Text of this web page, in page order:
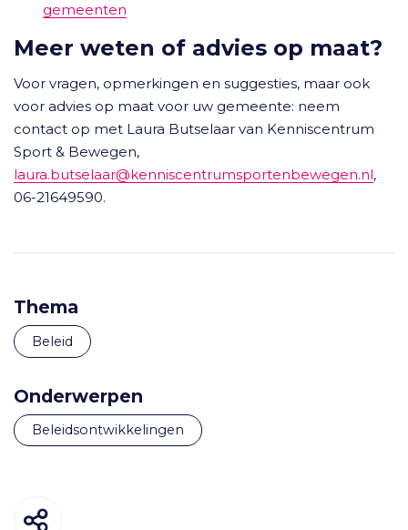
gemeenten
Meer weten of advies op maat?
Voor vragen, opmerkingen en suggesties, maar ook
voor advies op maat voor uw gemeente: neem
contact op met Laura Butselaar van Kenniscentrum
Sport & Bewegen,
laura.butselaar@kenniscentrumsportenbewegen.nl,
06-21649590.
Thema
Beleid
Onderwerpen
beleidsontwikkelingen